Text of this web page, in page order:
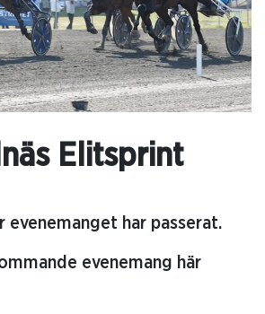
Elitsprint
evenemanget har passerat.
evenemang här